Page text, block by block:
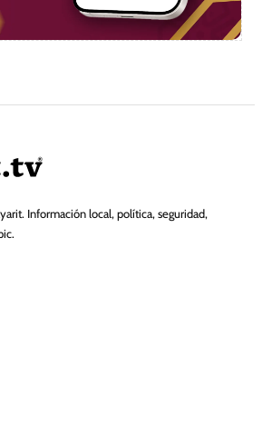
Información local, política, seguridad,